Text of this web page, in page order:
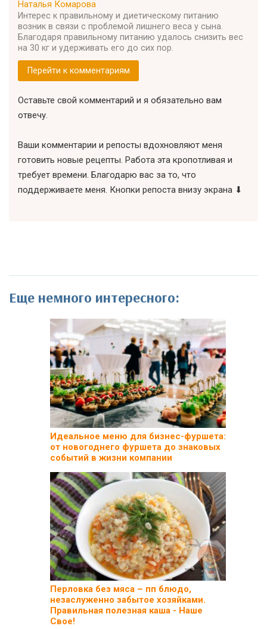
Наталья Комарова
Интерес к правильному и диетическому питанию
возник в связи с проблемой лишнего веса у сына.
Благодаря правильному питанию удалось снизить вес
на 30 кг и удерживать его до сих пор.
Перейти к комментариям
Оставьте свой комментарий и я обязательно вам
отвечу.
Ваши комментарии и репосты вдохновляют меня
готовить новые рецепты. Работа эта кропотливая и
требует времени. Благодарю вас за то, что
поддерживаете меня. Кнопки репоста внизу экрана ⬇
Еще немного интересного:
Идеальное меню для бизнес-фуршета:
от новогоднего фуршета до знаковых
событий в жизни компании
Перловка без мяса – пп блюдо,
незаслуженно забытое хозяйками.
Правильная полезная каша - Наше
Свое!